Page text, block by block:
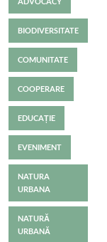
BIODIVERSITATE
COMUNITATE
COOPERARE
EDUCAȚIE
EVENIMENT
NATURA
URBANA
NATURĂ
URBANĂ